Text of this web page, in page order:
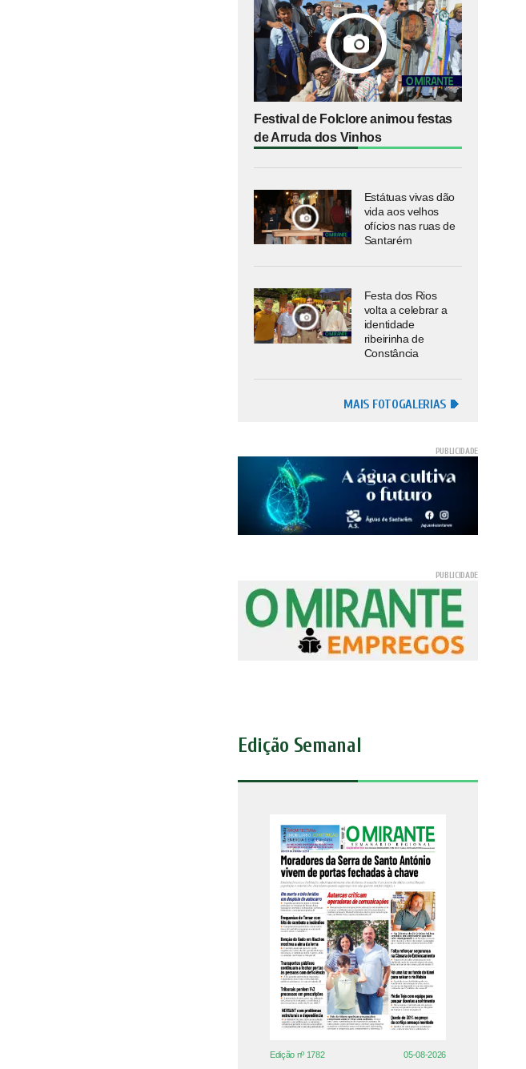
Festival de Folclore animou festas
de Arruda dos Vinhos
Estátuas vivas dão
vida aos velhos
ofícios nas ruas de
Santarém
Festa dos Rios
volta a celebrar a
identidade
ribeirinha de
Constância
MAIS FOTOGALERIAS
Edição Semanal
Edição nº 1782 05-08-2026